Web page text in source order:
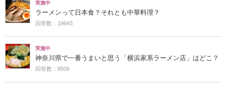
実施中
ラーメンって日本食？それとも中華料理？
回答数：19643
実施中
神奈川県で一番うまいと思う「横浜家系ラーメン店」はどこ？
回答数：8506